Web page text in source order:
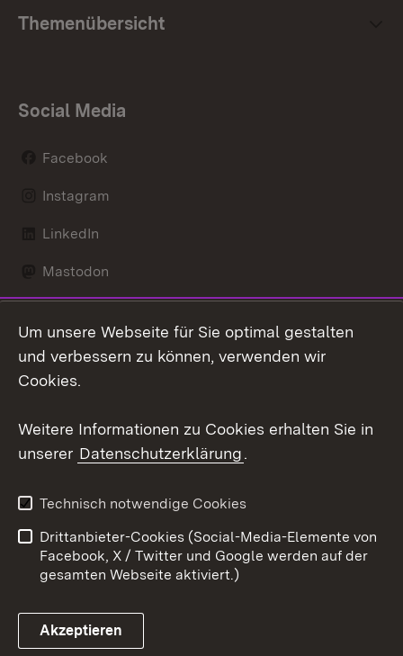
Themenübersicht
Social Media
Facebook
Instagram
LinkedIn
Mastodon
X / Twitter
Youtube
Link zum Landesportal
Kontakt
Datenschutz
Barrierefreiheit
Impressum Cookies
Um unsere Webseite für Sie optimal gestalten
und verbessern zu können, verwenden wir
Cookies.
Weitere Informationen zu Cookies erhalten Sie in
unserer Datenschutzerklärung.
Technisch notwendige Cookies
Drittanbieter-Cookies (Social-Media-Elemente von
Facebook, X / Twitter und Google werden auf der
gesamten Webseite aktiviert.)
Akzeptieren